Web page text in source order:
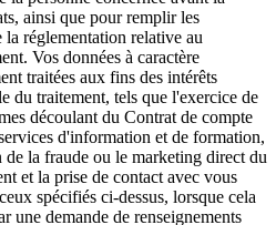
ainsi que pour remplir les
réglementation relative au
Vos données à caractère
traitées aux fins des intérêts
du traitement, tels que l'exercice de
découlant du Contrat de compte
d'information et de formation,
de la fraude ou le marketing direct du
et la prise de contact avec vous
spécifiés ci-dessus, lorsque cela
une demande de renseignements